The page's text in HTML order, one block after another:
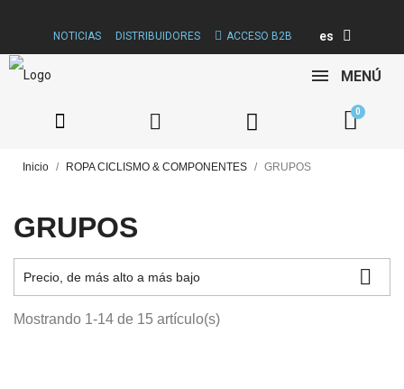
NOTICIAS DISTRIBUIDORES ACCESO B2B es
MENÚ
Inicio ROPA CICLISMO & COMPONENTES GRUPOS
GRUPOS
Precio, de más alto a más bajo 
Mostrando 1-14 de 15 artículo(s)